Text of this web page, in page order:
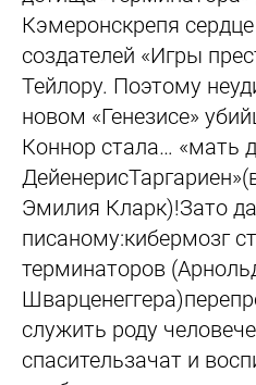
Кэмеронскрепя
создателей «Игры
Тейлору. Поэтому
новом «Генезисе»
Коннор стала… «мать
Эмилия Кларк)!Зато
писаному:кибермозг
терминаторов
служить роду
спасительзачат и